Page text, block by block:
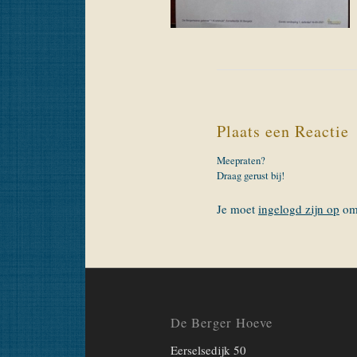
Plaats een Reactie
Meepraten?
Draag gerust bij!
Je moet ingelogd zijn op
De Berger Hoeve
Eerselsedijk 50